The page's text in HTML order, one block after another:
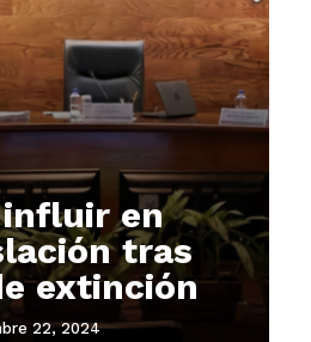
influir en
tras
extinción
22, 2024